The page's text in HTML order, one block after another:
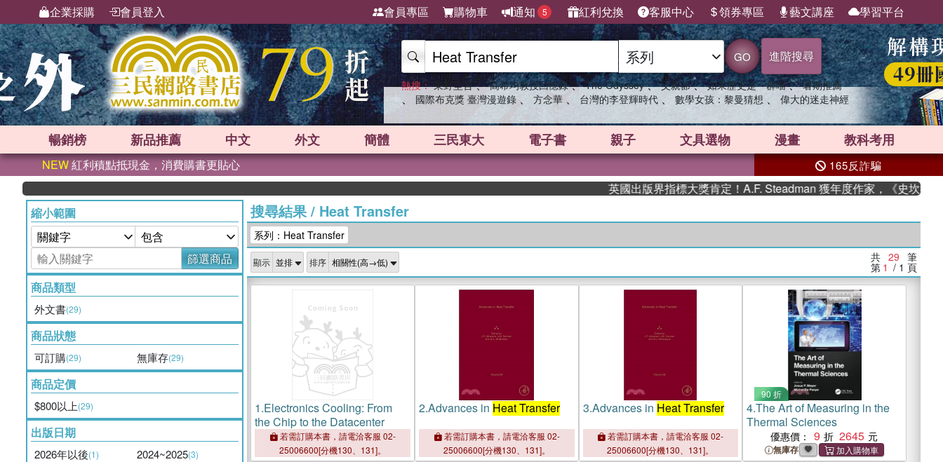
企業採購 會員登入 會員專區 購物車 通知 5 紅利兌換 客服中心 領券專區 藝文講座 學習平台
GO 進階搜尋
熱搜： 東野圭吾 、 高希均教授回憶錄 、 The Odyssey 、 父親節 、 如果歷史是一群喵 、 暑期推薦
、 國際布克獎 臺灣漫遊錄 、 方念華 、 台灣的李登輝時代 、 數學女孩：黎曼猜想 、 偉大的迷走神經
暢銷榜 新品推薦 中文 外文 簡體 三民東大 電子書 親子 文具選物 漫畫 教科考用
NEW紅利積點抵現金，消費購書更貼心 165反詐騙
英國出版界指標大獎肯定！A.F. Steadman 獲年度作家，《史坎德》系列
縮小範圍
篩選商品
商品類型
外文書(29)
商品狀態
可訂購(29) 無庫存(29)
商品定價
$800以上(29)
出版日期
2026年以後(1) 2024~2025(3)
搜尋結果/ Heat Transfer
系列：Heat Transfer
顯示 排序 共 29 筆
第 1 / 1 頁
1.Electronics Cooling: From
the Chip to the Datacenter
若需訂購本書，請電洽客服 02-
25006600[分機130、131]。
2.Advances in Heat Transfer
若需訂購本書，請電洽客服 02-
25006600[分機130、131]。
3.Advances in Heat Transfer
若需訂購本書，請電洽客服 02-
25006600[分機130、131]。
90 折
4.The Art of Measuring in the
Thermal Sciences
優惠價： 9 2645
無庫存